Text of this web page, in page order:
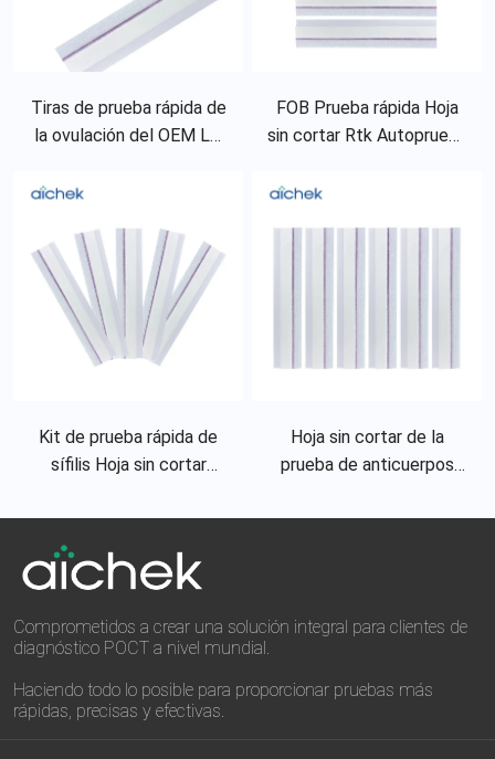
Tiras de prueba rápida de
la ovulación del OEM LH
hoja sin cortar de la orina
FOB Prueba rápida Hoja
sin cortar Rtk Autoprueba
Kit de prueba rápida de
sífilis Hoja sin cortar
prueba de sífilis
Hoja sin cortar de la
prueba de anticuerpos
competencia para 2019-
Comprometidos a crear una solución integral para clientes de
diagnóstico POCT a nivel mundial.
Haciendo todo lo posible para proporcionar pruebas más
rápidas, precisas y efectivas.